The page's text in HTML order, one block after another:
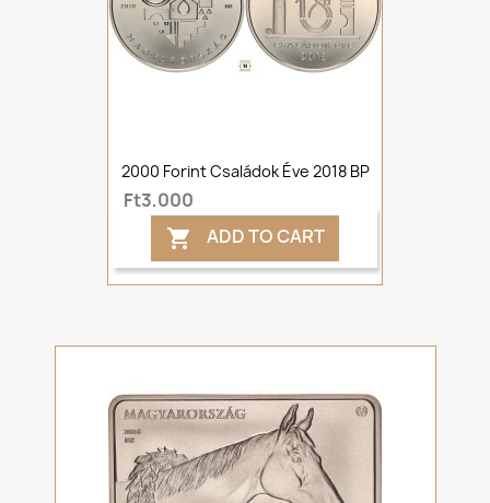
2000 Forint Családok Éve 2018 BP
Ft3,000
 ADD TO CART